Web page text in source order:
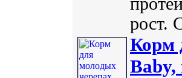
рост.
Корм
Baby,